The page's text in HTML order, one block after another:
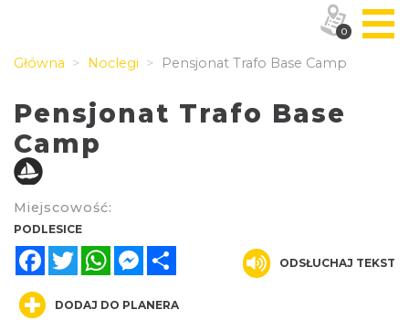
Główna Noclegi Pensjonat Trafo Base Camp
Pensjonat Trafo Base
Camp
Miejscowość:
PODLESICE
FacebookTwitterWhatsAppMessenger
ODSŁUCHAJ TEKST
DODAJ DO PLANERA
0